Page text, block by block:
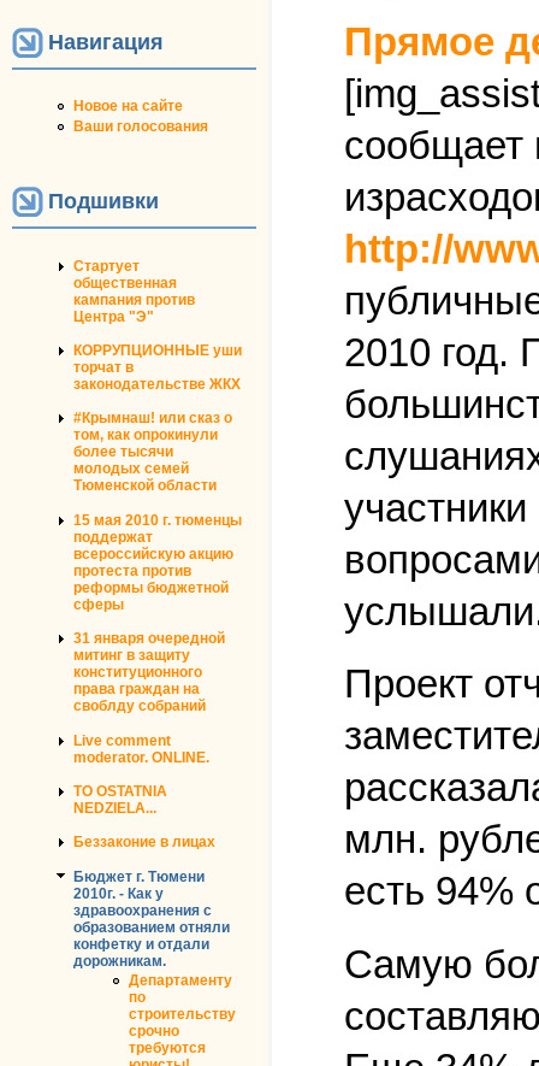
Навигация
Новое на сайте
Ваши голосования
Подшивки
Стартует
общественная
кампания против
Центра "Э"
КОРРУПЦИОННЫЕ уши
торчат в
законодательстве ЖКХ
#Крымнаш! или сказ о
том, как опрокинули
более тысячи
молодых семей
Тюменской области
15 мая 2010 г. тюменцы
поддержат
всероссийскую акцию
протеста против
реформы бюджетной
сферы
31 января очередной
митинг в защиту
конституционного
права граждан на
своблду собраний
Live comment
moderator. ONLINE.
TO OSTATNIA
NEDZIELA...
Беззаконие в лицах
Бюджет г. Тюмени
2010г. - Как у
здравоохранения с
образованием отняли
конфетку и отдали
дорожникам.
Департаменту
по
строительству
срочно
требуются
Прямое
сообщает
http://
2010 год.
Проект
млн.
есть 94%
Самую